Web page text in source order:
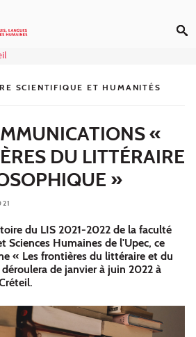
SCIENTIFIQUE ET HUMANITÉS
«
DU LITTÉRAIRE
»
du LIS 2021-2022 de la faculté
Sciences Humaines de l'Upec, ce
« Les frontières du littéraire et du
de janvier à juin 2022 à